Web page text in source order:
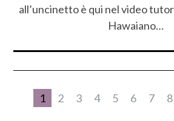
all’uncinetto è qui nel video
Hawaiano…
1 2 3 4 5 6 7 8